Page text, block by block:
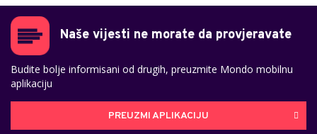
Naše vijesti ne morate da provjeravate
Budite bolje informisani od drugih, preuzmite Mondo mobilnu
aplikaciju
PREUZMI APLIKACIJU